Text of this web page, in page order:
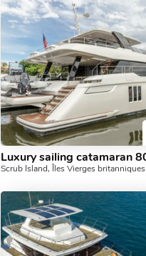
Scrub Island, Îles Vierges britanniques